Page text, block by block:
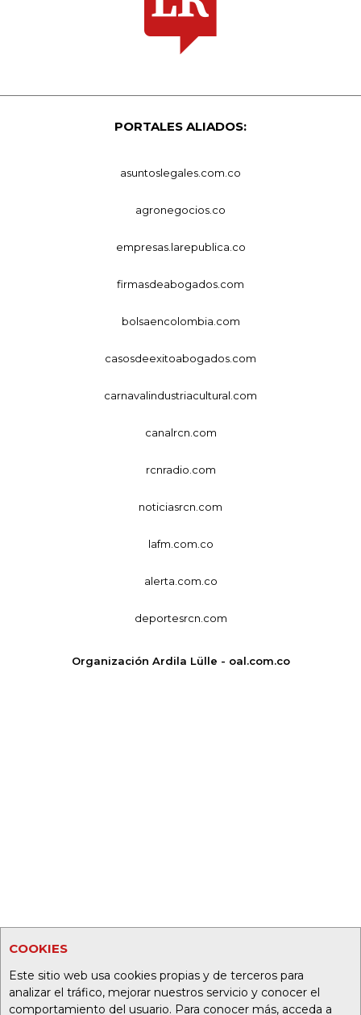
COOKIES
Este sitio web usa cookies propias y de terceros para
analizar el tráfico, mejorar nuestros servicio y conocer el
comportamiento del usuario. Para conocer más, acceda a
PORTALES ALIADOS:
asuntoslegales.com.co
agronegocios.co
empresas.larepublica.co
firmasdeabogados.com
bolsaencolombia.com
casosdeexitoabogados.com
carnavalindustriacultural.com
canalrcn.com
rcnradio.com
noticiasrcn.com
lafm.com.co
alerta.com.co
deportesrcn.com
Organización Ardila Lülle - oal.com.co